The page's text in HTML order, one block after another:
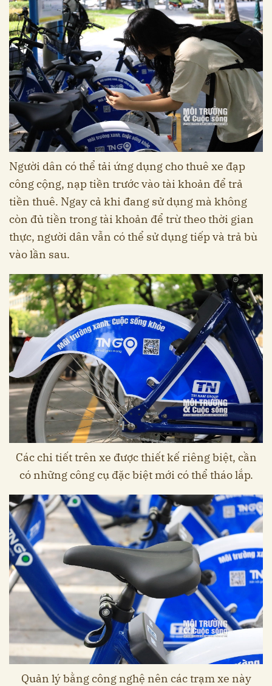
Người dân có thể tải ứng dụng cho thuê xe đạp
công cộng, nạp tiền trước vào tài khoản để trả
tiền thuê. Ngay cả khi đang sử dụng mà không
còn đủ tiền trong tài khoản để trừ theo thời gian
thực, người dân vẫn có thể sử dụng tiếp và trả bù
vào lần sau.
Các chi tiết trên xe được thiết kế riêng biệt, cần
có những công cụ đặc biệt mới có thể tháo lắp.
Quản lý bằng công nghệ nên các trạm xe này